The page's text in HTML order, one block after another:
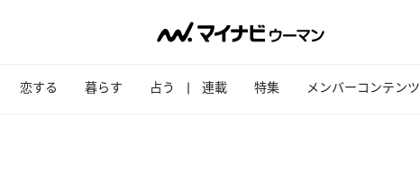
恋する 暮らす 占う 連載 特集 メンバーコンテンツ